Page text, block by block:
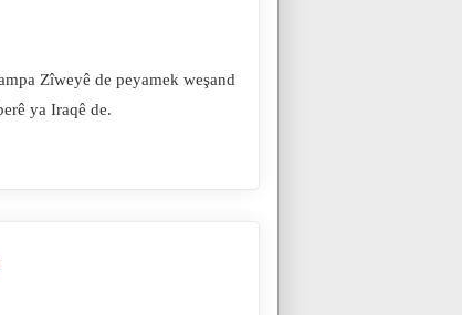
Zîweyê de peyamek weşand
ya Iraqê de.